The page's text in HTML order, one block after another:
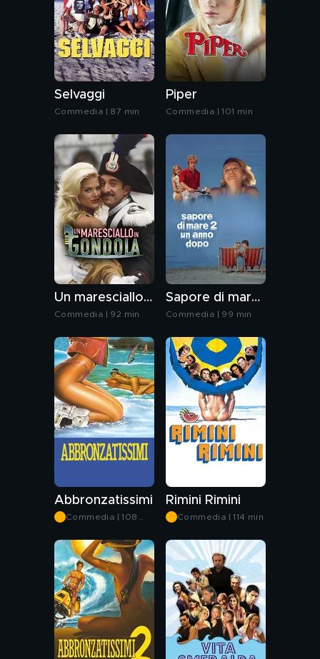
Selvaggi
Commedia | 87 min
Piper
Commedia | 101 min
Un maresciallo in gondola
Commedia | 92 min
Sapore di mare 2 un anno dopo
Commedia | 99 min
Abbronzatissimi
Commedia | 108
Rimini Rimini
Commedia | 114 min